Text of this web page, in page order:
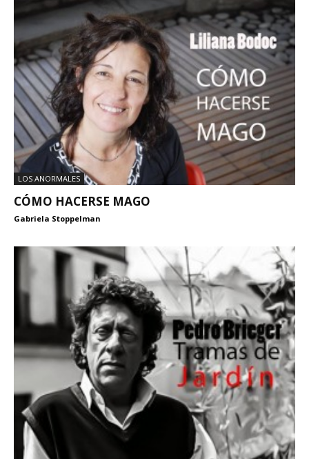
LOS ANORMALES
CÓMO HACERSE MAGO
Gabriela Stoppelman